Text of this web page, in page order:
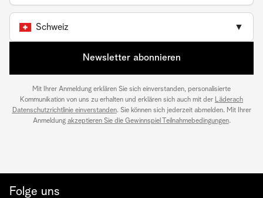
Schweiz ▼
Newsletter abonnieren
Mit Ihrer Anmeldung erklären Sie sich einverstanden, personalisierte
Kommunikation von uns zu erhalten und erklären sich auch mit der Läderach
Datenschutzrichtlinie einverstanden. Sie können sich jederzeit abmelden. Mit Ihrer
Anmeldung akzeptieren Sie die Gewinnspiel Teilnahmebedingungen.
Folge uns